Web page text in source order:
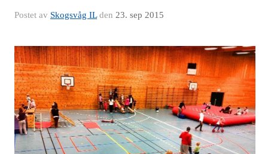
Postet av Skogsvåg ILden 23. sep 2015